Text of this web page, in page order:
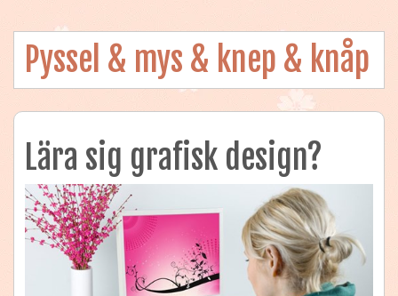
Pyssel & mys & knep & knåp
Lära sig grafisk design?